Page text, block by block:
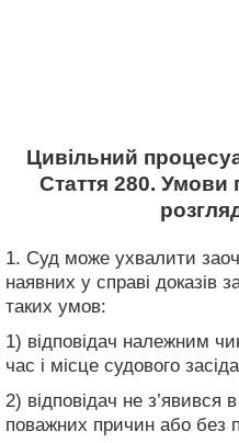
Цивільний
Стаття 280. Умови
1. Суд може ухвалити
наявних у справі доказів
таких умов:
1) відповідач належним
час і місце судового
2) відповідач не з’явився
поважних причин або без